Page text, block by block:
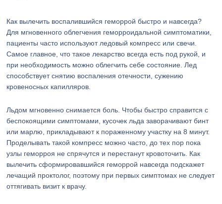
Как вылечить воспалившийся геморрой быстро и навсегда?
Для мгновенного облегчения геморроидальной симптоматики,
пациенты часто используют ледовый компресс или свечи.
Самое главное, что такое лекарство всегда есть под рукой, и
при необходимость можно облегчить себе состояние. Лед
способствует снятию воспаления отечности, сужению
кровеносных капилляров.
Льдом мгновенно снимается боль. Чтобы быстро справится с
беспокоящими симптомами, кусочек льда заворачивают бинт
или марлю, прикладывают к пораженному участку на 8 минут.
Проделывать такой компресс можно часто, до тех пор пока
узлы геморроя не спрячутся и перестанут кровоточить. Как
вылечить сформировавшийся геморрой навсегда подскажет
лечащий проктолог, поэтому при первых симптомах не следует
оттягивать визит к врачу.